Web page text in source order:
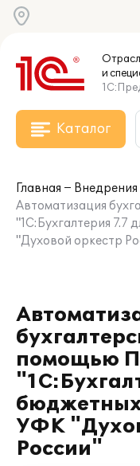
и
Каталог
Главная
Внедрения
Автоматизация
"1C:Бухгалтерия
"Духовой оркестр
помощью
УФК
России"